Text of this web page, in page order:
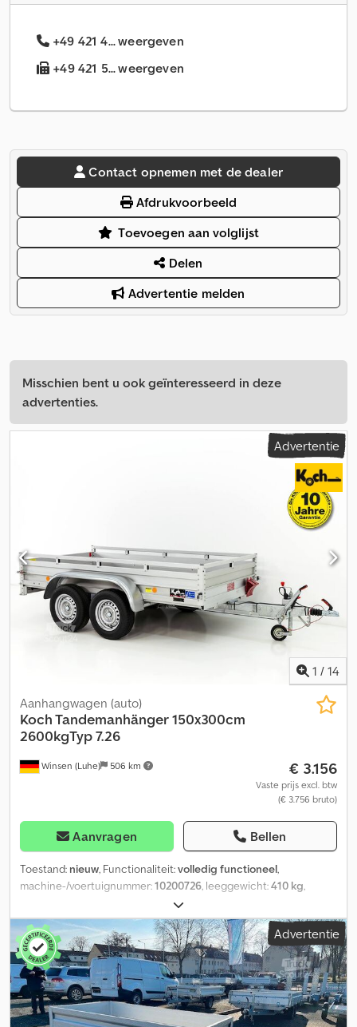
+49 421 4... weergeven
+49 421 5... weergeven
Contact opnemen met de dealer
Afdrukvoorbeeld
Toevoegen aan volglijst
Delen
Advertentie melden
Misschien bent u ook geïnteresseerd in deze
advertenties.
Advertentie
1 / 14
Winsen (Luhe) 506 km
Aanhangwagen (auto)
Koch Tandemanhänger150x300cm
2600kgTyp 7.26
€ 3.156
Vaste prijs excl. btw
(€ 3.756 bruto)
Aanvragen Bellen
Toestand: nieuw, Functionaliteit:volledig functioneel,
machine-/voertuignummer:10200726 , leeggewicht:410 kg
, totaalgewicht:
asconfiguratie:2 assen, laadruimte lengte:3.000 mm,
laadruimtebreedte:1.500 mm, laadruimtehoogte:440 mm,
Bouwjaar:2026, Koch-aanhangwagen 125x250cm, 750kg, "Type U4"
met huif 150cm hoog PKW-aanhangwagen type U4 met een
laadmaat van 125 x 250 x 150cm. Lichtgewicht aluminium
aanhangwagen met een toegestaan totaalgewicht van 750kg en
een nuttig laadvermogen van 570kg, inclusief 10 jaar garantie.
Advertentie